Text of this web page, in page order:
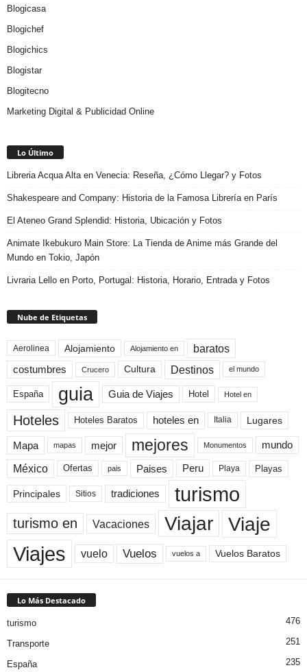
Blogicasa
Blogichef
Blogichics
Blogistar
Blogitecno
Marketing Digital & Publicidad Online
Lo Último
Libreria Acqua Alta en Venecia: Reseña, ¿Cómo Llegar? y Fotos
Shakespeare and Company: Historia de la Famosa Librería en París
El Ateneo Grand Splendid: Historia, Ubicación y Fotos
Animate Ikebukuro Main Store: La Tienda de Anime más Grande del
Mundo en Tokio, Japón
Livraria Lello en Porto, Portugal: Historia, Horario, Entrada y Fotos
Nube de Etiquetas
Aerolinea Alojamiento Alojamiento en baratos
costumbres Crucero Cultura Destinos el mundo
España guia Guia de Viajes Hotel Hotel en
Hoteles Hoteles Baratos hoteles en Italia Lugares
Mapa mapas mejor mejores Monumentos mundo
México Ofertas pais Paises Peru Playa Playas
Principales Sitios tradiciones turismo
turismo en Vacaciones Viajar Viaje
Viajes vuelo Vuelos vuelos a Vuelos Baratos
Lo Más Destacado
turismo 476
Transporte 251
España 235